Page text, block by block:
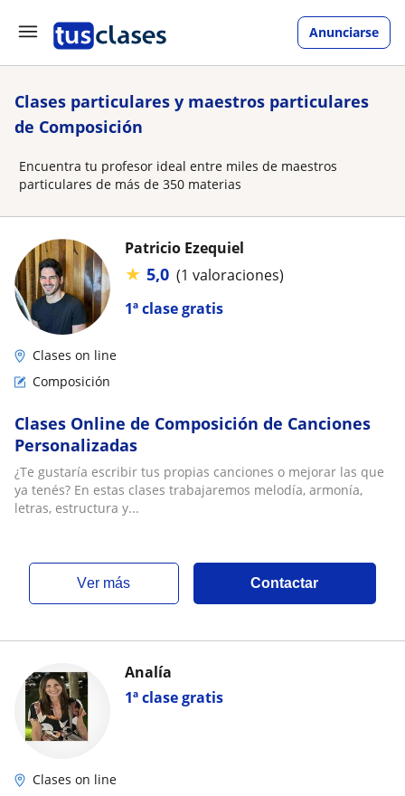
Anunciarse
Clases particulares y maestros particulares
de Composición
Encuentra tu profesor ideal entre miles de maestros
particulares de más de 350 materias
1ª clase gratis
Patricio Ezequiel
★ 5,0 (1 valoraciones)
Clases on line
Composición
Clases Online de Composición de Canciones
Personalizadas
¿Te gustaría escribir tus propias canciones o mejorar las que
ya tenés? En estas clases trabajaremos melodía, armonía,
letras, estructura y...
ver más Contactar
1ª clase gratis
Analía
Clases on line